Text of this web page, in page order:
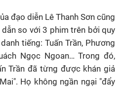
đạo diễn Lê Thanh Sơn cũng
so với 3 phim trên bởi quy
tiếng: Tuấn Trần, Phương
Ngọc Ngoan… Trong đó,
Trần đã từng được khán giả
Họ không ngần ngại "đẩy